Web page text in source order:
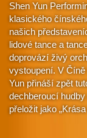
Shen Yun
klasického
našich
lidové tance a
doprovází živý
vystoupení. V
Yun přináší zpět
dechberoucí
přeložit jako